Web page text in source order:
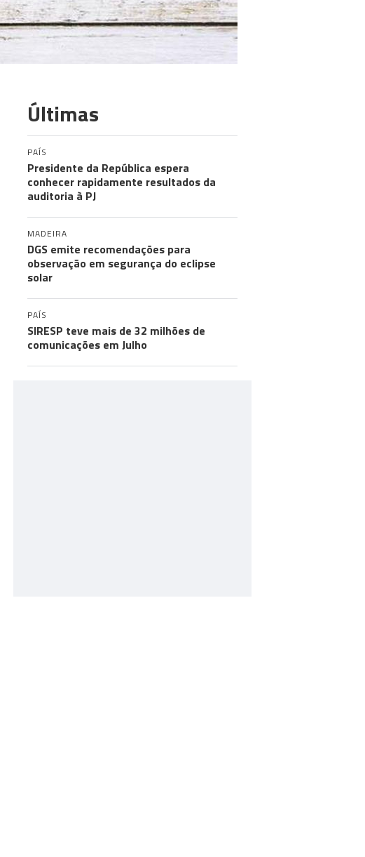
Últimas
PAÍS
Presidente da República espera
conhecer rapidamente resultados da
auditoria à PJ
MADEIRA
DGS emite recomendações para
observação em segurança do eclipse
solar
PAÍS
SIRESP teve mais de 32 milhões de
comunicações em Julho